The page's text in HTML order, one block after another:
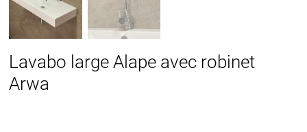
Lavabo large Alape avec robinet
Arwa